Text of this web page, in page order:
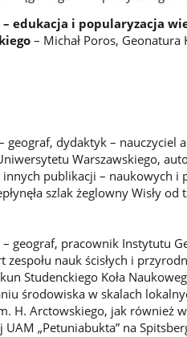
edukacja i popularyzacja
– Michał Poros, Geonatura
geograf, dydaktyk – nauczyciel
Warszawskiego,
publikacji – naukowych i
szlak żeglowny Wisły od
– geograf, pracownik Instytutu
zespołu nauk ścisłych i
Studenckiego Koła
środowiska w skalach
H. Arctowskiego, jak również
„Petuniabukta” na